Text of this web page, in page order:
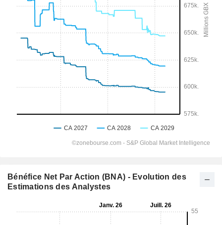
Bénéfice Net Par Action (BNA) - Evolution des
Estimations des Analystes